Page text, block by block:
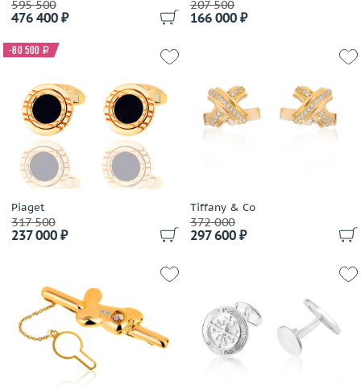
Kria
Leo Pizzo
Magerit
Manca Gioielli
Montblanc
Paolo Piovan
Pasquale Bruni
Patek Philippe
Piaget
Safo Joaillerie
Tiffany & Co
Torrini
Vacheron Constantin
Valentin Yudashkin
Viktor Mayer
595 500
476 400 ₽
207 500
166 000 ₽
Piaget
317 500
237 000 ₽
-80 500 i
Tiffany & Co
372 000
297 600 ₽